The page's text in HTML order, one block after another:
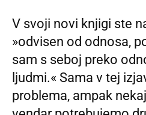
V svoji novi knjigi ste
»odvisen od odnosa,
sam s seboj preko
ljudmi.« Sama v tej
problema, ampak